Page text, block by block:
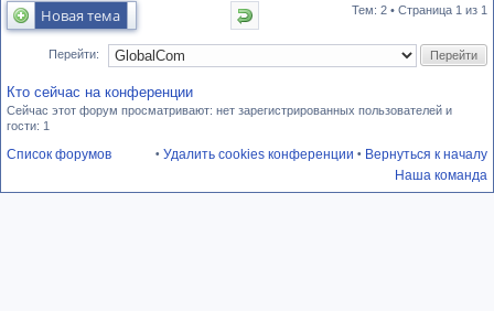
Новая тема Тем: 2 • Страница 1 из 1
Перейти:
Кто сейчас на конференции
Сейчас этот форум просматривают: нет зарегистрированных пользователей и
гости: 1
Список форумов • Вернуться к началу
• Удалить cookies конференции
Наша команда